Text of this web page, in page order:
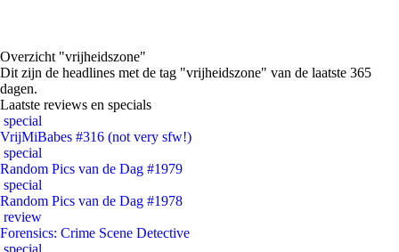
Overzicht "vrijheidszone"
Dit zijn de headlines met de tag "vrijheidszone" van de laatste 365
dagen.
Laatste reviews en specials
special
VrijMiBabes #316 (not very sfw!)
special
Random Pics van de Dag #1979
special
Random Pics van de Dag #1978
review
Forensics: Crime Scene Detective
special